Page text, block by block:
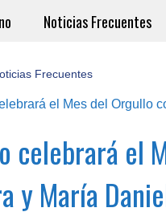
Noticias Frecuentes
Frecuentes
celebrará el
y María